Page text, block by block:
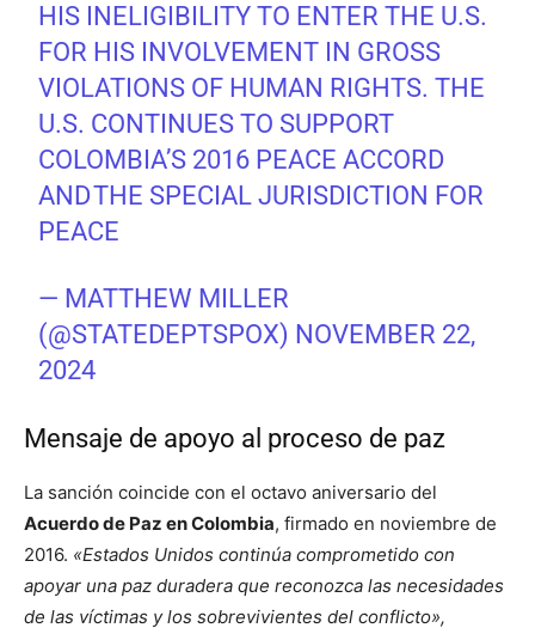
HIS INELIGIBILITY TO ENTER THE U.S.
FOR HIS INVOLVEMENT IN GROSS
VIOLATIONS OF HUMAN RIGHTS. THE
U.S. CONTINUES TO SUPPORT
COLOMBIA’S 2016 PEACE ACCORD
AND THE SPECIAL JURISDICTION FOR
PEACE
— MATTHEW MILLER
(@STATEDEPTSPOX) NOVEMBER 22,
2024
Mensaje de apoyo al proceso de paz
La sanción coincide con el octavo aniversario del
Acuerdo de Paz en Colombia, firmado en noviembre de
2016. «Estados Unidos continúa comprometido con
apoyar una paz duradera que reconozca las necesidades
de las víctimas y los sobrevivientes del conflicto»,